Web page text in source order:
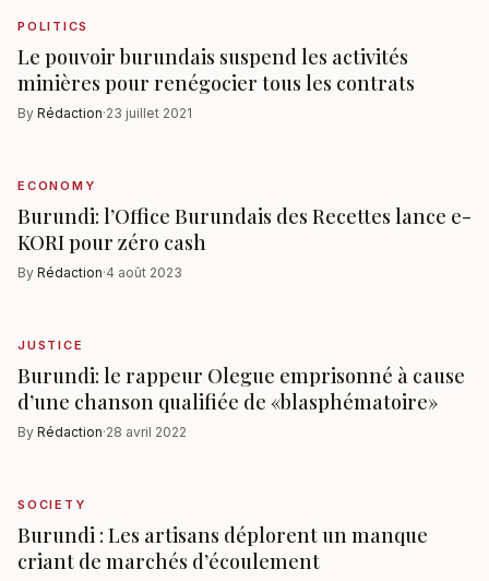
POLITICS
Le pouvoir burundais suspend les activités
minières pour renégocier tous les contrats
By Rédaction·23 juillet 2021
ECONOMY
Burundi: l’Office Burundais des Recettes lance e-
KORI pour zéro cash
By Rédaction·4 août 2023
JUSTICE
Burundi: le rappeur Olegue emprisonné à cause
d’une chanson qualifiée de «blasphématoire»
By Rédaction·28 avril 2022
SOCIETY
Burundi : Les artisans déplorent un manque
criant de marchés d’écoulement